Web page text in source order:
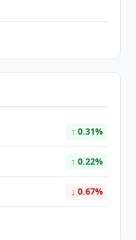
↑ 0.31%
↑ 0.22%
↓ 0.67%